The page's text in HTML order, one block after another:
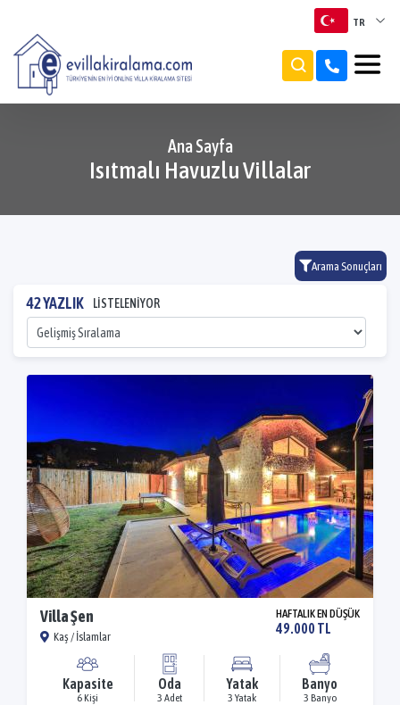
TR
TR
Ana Sayfa
Isıtmalı Havuzlu Villalar
Arama Sonuçları
42 YAZLIK LİSTELENİYOR
Villa Şen
Kaş / İslamlar
HAFTALIK EN DÜŞÜK
49.000 TL
Kapasite
6 Kişi
Oda
3 Adet
Yatak
3 Yatak
Banyo
3 Banyo